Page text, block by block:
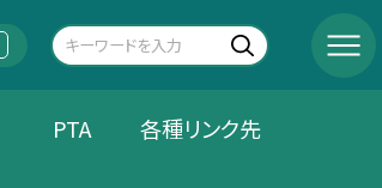
PTA 各種リンク先